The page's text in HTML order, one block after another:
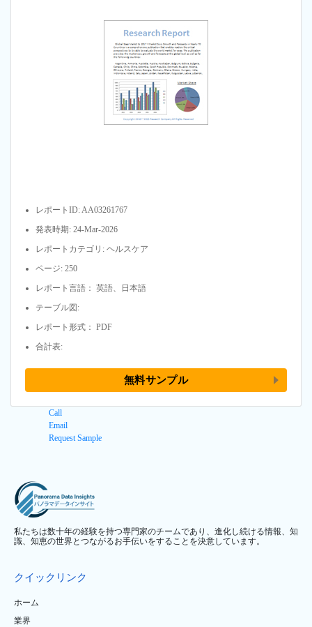
レポートID: AA03261767
発表時期: 24-Mar-2026
レポートカテゴリ: ヘルスケア
ページ: 250
レポート言語： 英語、日本語
テーブル図:
レポート形式： PDF
合計表:
無料サンプル
Call
Email
Request Sample
私たちは数十年の経験を持つ専門家のチームであり、進化し続ける情報、知
識、知恵の世界とつながるお手伝いをすることを決意しています。
クイックリンク
ホーム
業界